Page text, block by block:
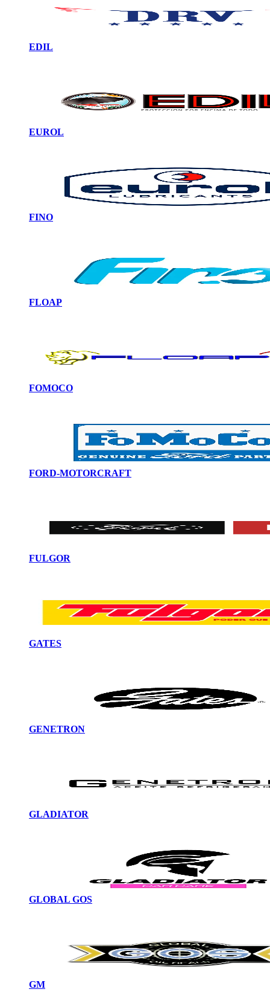
EDIL
EUROL
FINO
FLOAP
FOMOCO
FORD-MOTORCRAFT
FULGOR
GATES
GENETRON
GLADIATOR
GLOBAL GOS
GM